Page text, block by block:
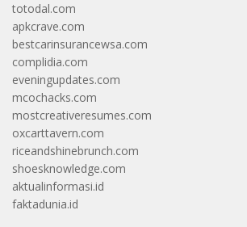
totodal.com
apkcrave.com
bestcarinsurancewsa.com
complidia.com
eveningupdates.com
mcochacks.com
mostcreativeresumes.com
oxcarttavern.com
riceandshinebrunch.com
shoesknowledge.com
aktualinformasi.id
faktadunia.id